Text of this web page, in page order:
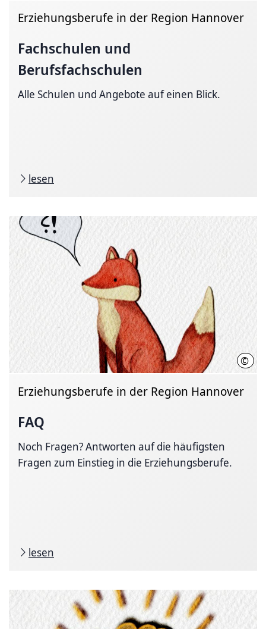
Erziehungsberufe in der Region Hannover
Fachschulen und
Berufsfachschulen
Alle Schulen und Angebote auf einen Blick.
lesen
©
Erziehungsberufe in der Region Hannover
FAQ
Noch Fragen? Antworten auf die häufigsten
Fragen zum Einstieg in die Erziehungsberufe.
lesen